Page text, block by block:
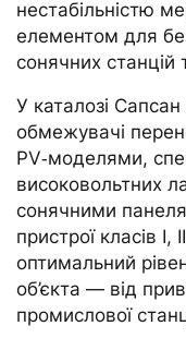
нестабільністю
елементом для
сонячних станцій
У каталозі
обмежувачі
PV‑моделями,
високовольтних
сонячними
пристрої класів I,
оптимальний
об’єкта — від
промислової